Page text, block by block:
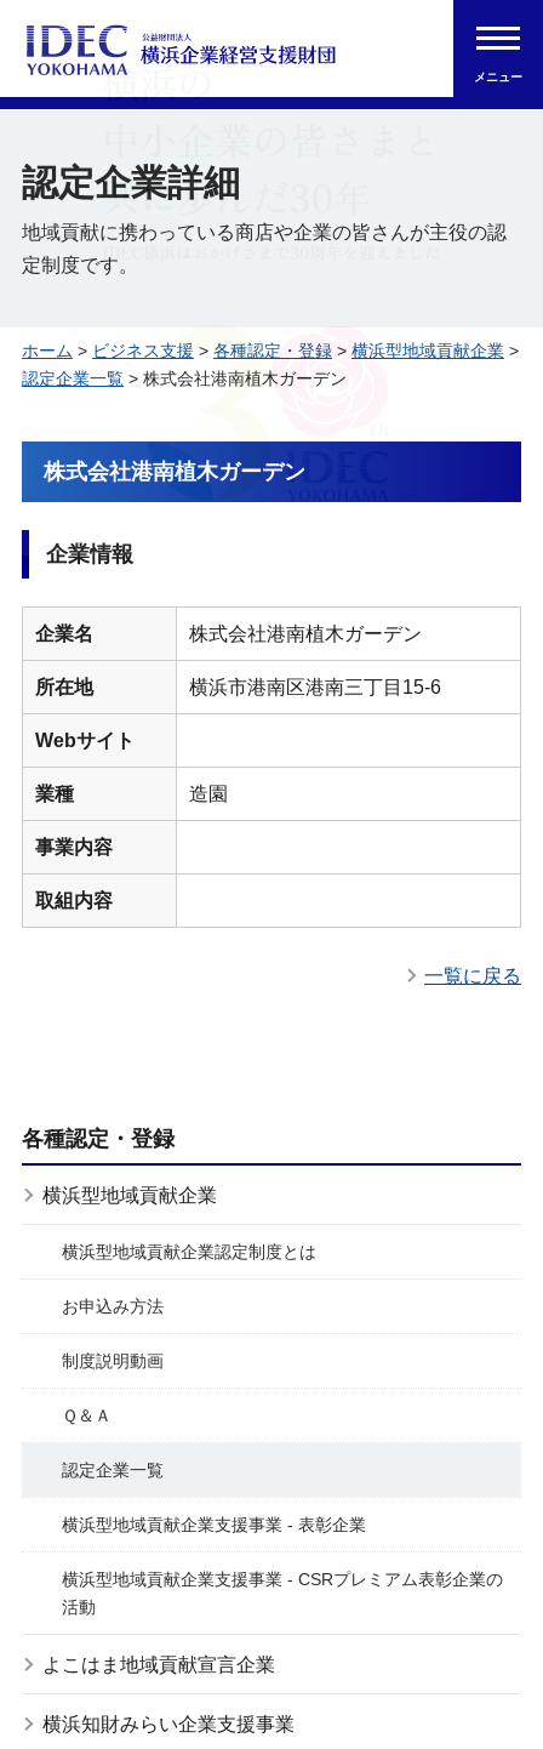
メニュー
認定企業詳細
地域貢献に携わっている商店や企業の皆さんが主役の認
定制度です。
ホーム > ビジネス支援 > 各種認定・登録> 横浜型地域貢献企業>
認定企業一覧> 株式会社港南植木ガーデン
株式会社港南植木ガーデン
企業情報
企業名 株式会社港南植木ガーデン
所在地 横浜市港南区港南三丁目15-6
Webサイト
業種 造園
事業内容
取組内容
一覧に戻る
各種認定・登録
横浜型地域貢献企業
横浜型地域貢献企業認定制度とは
お申込み方法
制度説明動画
Ｑ＆Ａ
認定企業一覧
横浜型地域貢献企業支援事業 - 表彰企業
横浜型地域貢献企業支援事業 - CSRプレミアム表彰企業の
活動
よこはま地域貢献宣言企業
横浜知財みらい企業支援事業